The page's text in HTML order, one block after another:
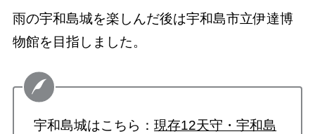
雨の宇和島城を楽しんだ後は宇和島市立伊達博
物館を目指しました。
宇和島城はこちら：現存12天守・宇和島